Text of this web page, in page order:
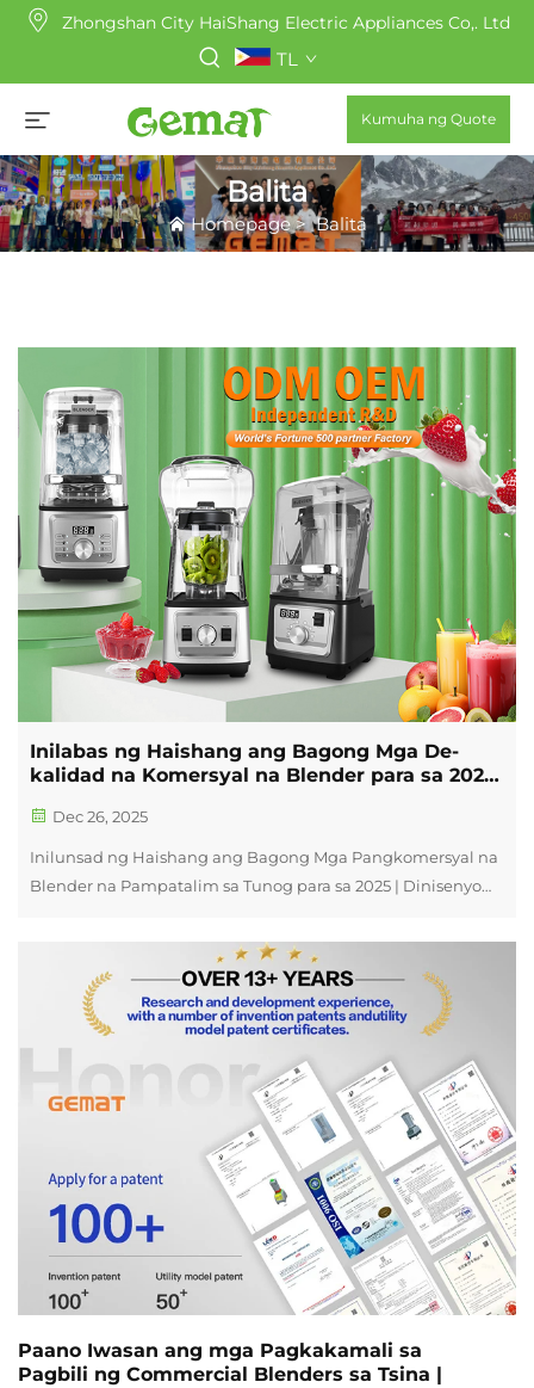
Zhongshan City HaiShang Electric Appliances Co,. Ltd
TL
Kumuha ng Quote
Balita
Homepage>Balita
Inilabas ng Haishang ang Bagong Mga De-
kalidad na Komersyal na Blender para sa 2025
Negosyo
Dec 26, 2025
Inilunsad ng Haishang ang Bagong Mga Pangkomersyal na
Blender na Pampatalim sa Tunog para sa 2025 | Dinisenyo
2025, opisyal na inilunsad ng Haishang Electric ang bagong
serye nito ng mga pangkomersyal na blender na
pampatalim sa tunog, na dinisenyo para sa mga café, j...
Paano Iwasan ang mga Pagkakamali sa
Pagbili ng Commercial Blenders sa Tsina |